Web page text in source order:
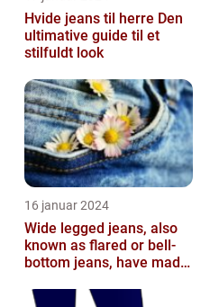
Hvide jeans til herre Den
ultimative guide til et
stilfuldt look
16 januar 2024
Wide legged jeans, also
known as flared or bell-
bottom jeans, have made
fash...